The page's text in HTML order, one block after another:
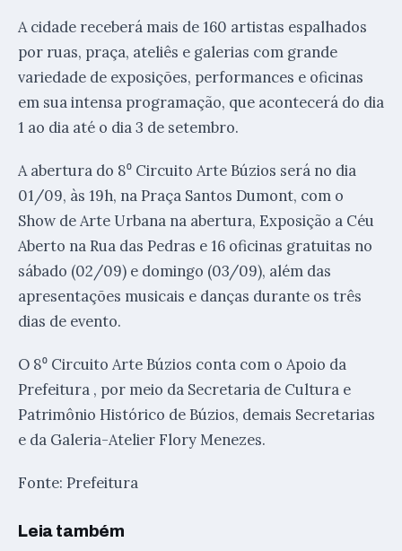
A cidade receberá mais de 160 artistas espalhados
por ruas, praça, ateliês e galerias com grande
variedade de exposições, performances e oficinas
em sua intensa programação, que acontecerá do dia
1 ao dia até o dia 3 de setembro.
A abertura do 8⁰ Circuito Arte Búzios será no dia
01/09, às 19h, na Praça Santos Dumont, com o
Show de Arte Urbana na abertura, Exposição a Céu
Aberto na Rua das Pedras e 16 oficinas gratuitas no
sábado (02/09) e domingo (03/09), além das
apresentações musicais e danças durante os três
dias de evento.
O 8⁰ Circuito Arte Búzios conta com o Apoio da
Prefeitura , por meio da Secretaria de Cultura e
Patrimônio Histórico de Búzios, demais Secretarias
e da Galeria-Atelier Flory Menezes.
Fonte: Prefeitura
Leia também